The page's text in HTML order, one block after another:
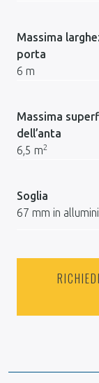
Massima
porta
6 m
Massima
dell’anta
6,5 m2
Soglia
67 mm in